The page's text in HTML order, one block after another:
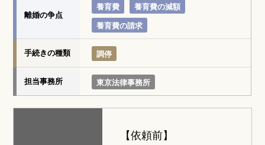
離婚の争点
養育費
養育費の減額
養育費の請求
手続きの種類 調停
担当事務所 東京法律事務所
【依頼前】